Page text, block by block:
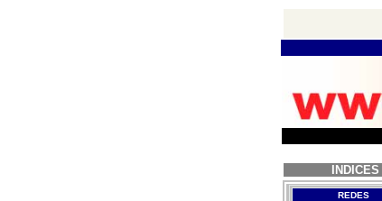
INDICES